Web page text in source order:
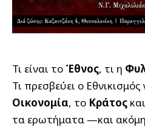
Τι είναι το Έθνος, τι η
Τι πρεσβεύει ο Εθνικισμός
Οικονομία, το Κράτος
τα ερωτήματα —και